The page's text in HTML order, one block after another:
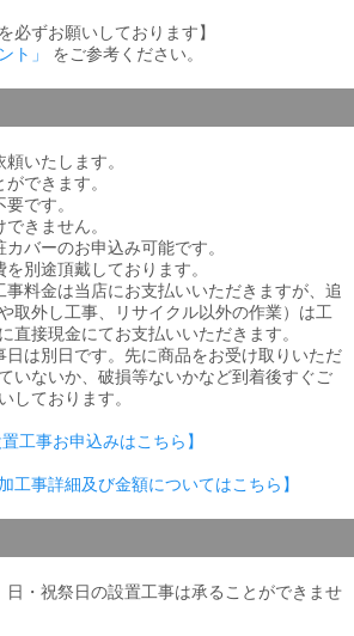
必ずお願いしております】
ト」 をご参考ください。
いたします。
できます。
です。
きません。
バーのお申込み可能です。
別途頂戴しております。
料金は当店にお支払いいただきますが、追
取外し工事、リサイクル以外の作業）は工
直接現金にてお支払いいただきます。
日は別日です。先に商品をお受け取りいただ
いないか、破損等ないかなど到着後すぐご
しております。
工事お申込みはこちら】
工事詳細及び金額についてはこちら】
・祝祭日の設置工事は承ることができませ